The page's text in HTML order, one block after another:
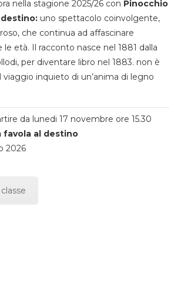
nella stagione 2025/26 con Pinocchio
destino: uno spettacolo coinvolgente,
che continua ad affascinare
età. Il racconto nasce nel 1881 dalla
per diventare libro nel 1883. non è
viaggio inquieto di un’anima di legno
da lunedi 17 novembre ore 15.30
favola al destino
2026